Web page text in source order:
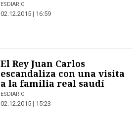
ESDIARIO
02.12.2015 | 16:59
El Rey Juan Carlos
escandaliza con una visita
a la familia real saudí
ESDIARIO
02.12.2015 | 15:23